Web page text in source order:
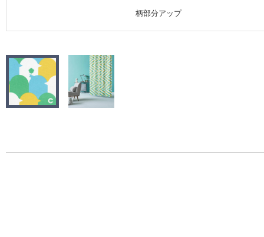
モデルハウス
新築戸建・マンション
#リリカラのある暮らし
柄部分アップ